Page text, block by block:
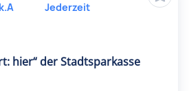
hier“ der Stadtsparkasse
k.A Jederzeit